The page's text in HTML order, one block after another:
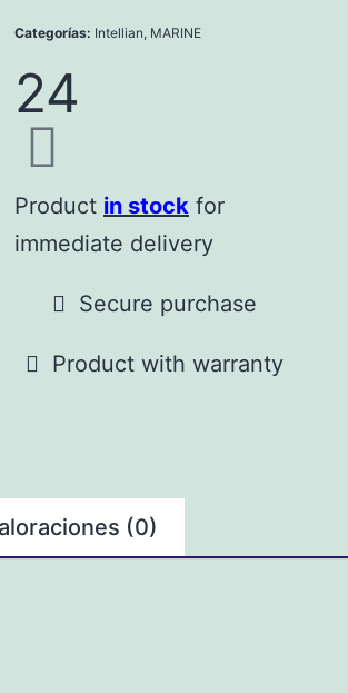
Categorías: Intellian MARINE
24
Product in stock for
immediate delivery
Secure purchase
Product with warranty
(0)